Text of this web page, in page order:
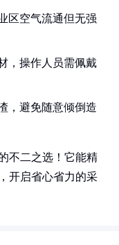
区空气流通但无强
，操作人员需佩戴
，避免随意倾倒造
不二之选！它能精
开启省心省力的采